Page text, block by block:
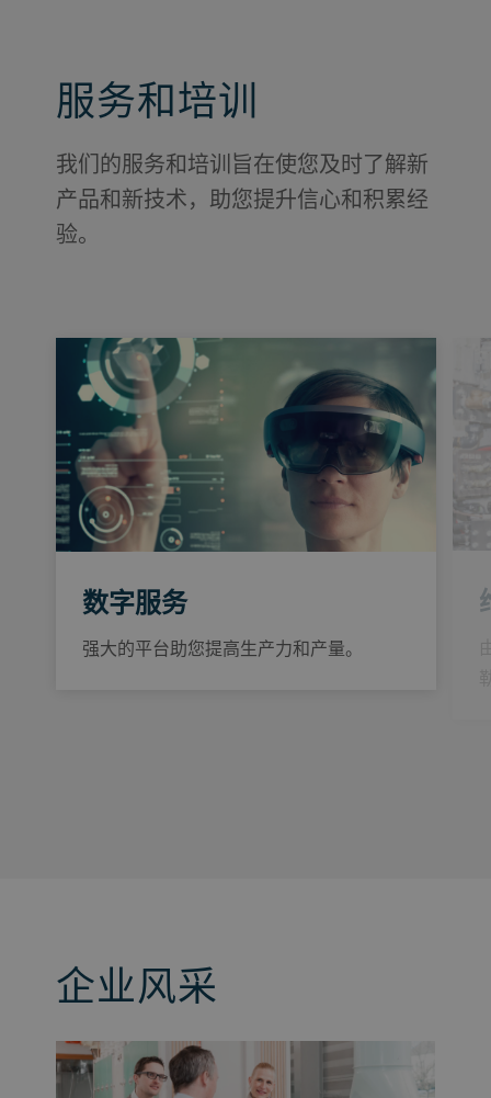
服务和培训
我们的服务和培训旨在使您及时了解新
产品和新技术，助您提升信心和积累经
验。
数字服务
强大的平台助您提高生产力和产量。
企业风采